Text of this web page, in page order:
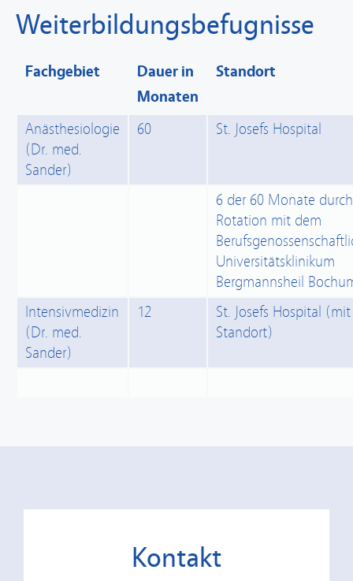
Weiterbildungsbefugnisse
Fachgebiet
Dauer in
Monaten
Standort
Anästhesiologie
(Dr. med.
Sander)
60 St. Josefs Hospital
6 der 60 Monate durch
Rotation mit dem
Universitätsklinikum
Bergmannsheil
Intensivmedizin
(Dr. med.
Sander)
12
St. Josefs Hospital (mit
Standort)
Kontakt